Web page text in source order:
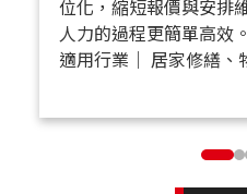
位化，縮短報價與安排
人力的過程更簡單高效。
適用行業｜ 居家修繕